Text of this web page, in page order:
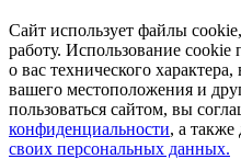
Сайт использует файлы
работу. Использование
о вас технического
вашего местоположения и
пользоваться сайтом, вы
конфиденциальности, а также
своих персональных данных.